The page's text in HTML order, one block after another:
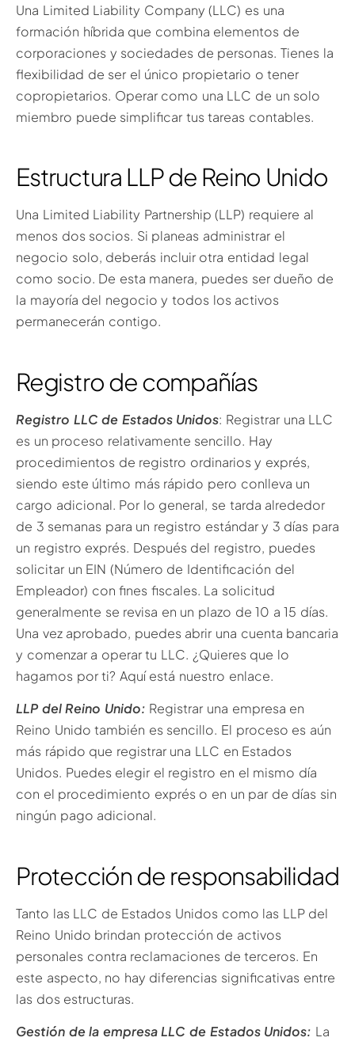
Una Limited Liability Company (LLC) es una
formación híbrida que combina elementos de
corporaciones y sociedades de personas. Tienes la
flexibilidad de ser el único propietario o tener
copropietarios. Operar como una LLC de un solo
miembro puede simplificar tus tareas contables.
Estructura LLP de Reino Unido
Una Limited Liability Partnership (LLP) requiere al
menos dos socios. Si planeas administrar el
negocio solo, deberás incluir otra entidad legal
como socio. De esta manera, puedes ser dueño de
la mayoría del negocio y todos los activos
permanecerán contigo.
Registro de compañías
Registro LLC de Estados Unidos: Registrar una LLC
es un proceso relativamente sencillo. Hay
procedimientos de registro ordinarios y exprés,
siendo este último más rápido pero conlleva un
cargo adicional. Por lo general, se tarda alrededor
de 3 semanas para un registro estándar y 3 días para
un registro exprés. Después del registro, puedes
solicitar un EIN (Número de Identificación del
Empleador) con fines fiscales. La solicitud
generalmente se revisa en un plazo de 10 a 15 días.
Una vez aprobado, puedes abrir una cuenta bancaria
y comenzar a operar tu LLC. ¿Quieres que lo
hagamos por ti? Aquí está nuestro enlace.
LLP del Reino Unido: Registrar una empresa en
Reino Unido también es sencillo. El proceso es aún
más rápido que registrar una LLC en Estados
Unidos. Puedes elegir el registro en el mismo día
con el procedimiento exprés o en un par de días sin
ningún pago adicional.
Protección de responsabilidad
Tanto las LLC de Estados Unidos como las LLP del
Reino Unido brindan protección de activos
personales contra reclamaciones de terceros. En
este aspecto, no hay diferencias significativas entre
las dos estructuras.
Gestión de la empresa LLC de Estados Unidos: La